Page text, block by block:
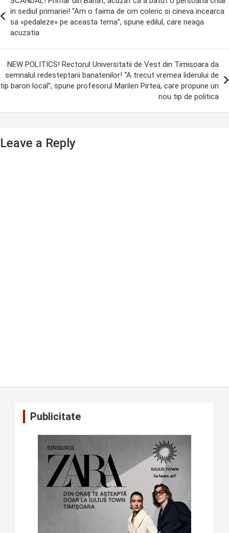
in sediul primariei! “Am o faima de om coleric si cineva incearca
sa «pedaleze» pe aceasta tema”, spune edilul, care neaga
acuzatia
NEW POLITICS! Rectorul Universitatii de Vest din Timisoara da
semnalul redesteptarii banatenilor! “A trecut vremea liderului de
tip baron local”, spune profesorul Marilen Pirtea, care propune un
nou tip de politica
Leave a Reply
Publicitate